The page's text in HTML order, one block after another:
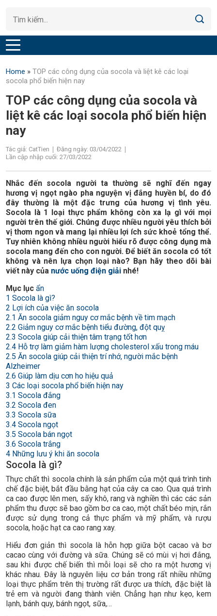
Home » TOP các công dụng của socola và liệt kê các loại
socola phổ biến hiện nay
TOP các công dụng của socola và
liệt kê các loại socola phổ biến hiện
nay
Tác giả: CatTien
Đăng ngày: 03/04/2022
Lần cập nhập cuối: 27/03/2022
Nhắc đến socola người ta thường sẽ nghĩ đến ngay
hương vị ngọt ngào pha nguyện vị đắng huyền bí, do đó
đây thường là một đặc trưng của hương vị tình yêu.
Socola là 1 loại thực phẩm không còn xa lạ gì với mọi
người trên thế giới. Chúng được nhiều người yêu thích bởi
vị thơm ngon và mang lại nhiều lợi ích sức khoẻ tổng thể.
Tuy nhiên không nhiều người hiểu rõ được công dụng mà
socola mang đến cho con người. Để biết ăn socola có tốt
không và nên lựa chọn loại nào? Bạn hãy theo dõi bài
viết này của nước uống điện giải nhé!
Mục lục ẩn
1 Socola là gì?
2 Lợi ích của việc ăn socola
2.1 Ăn socola giảm nguy cơ mắc bệnh về tim mạch
2.2 Giảm nguy cơ mắc bệnh tiểu đường, đột quỵ
2.3 Socola giúp cải thiện tâm trạng tốt hơn
2.4 Hỗ trợ làm giảm hàm lượng cholesterol xấu trong máu
2.5 Ăn socola giúp cải thiện trí nhớ, người mắc bệnh
Alzheimer
2.6 Giúp làm dịu cơn ho hiệu quả
3 Các loại socola phổ biến hiện nay
3.1 Socola đắng
3.2 Socola đen
3.3 Socola sữa
3.4 Socola ngọt
3.5 Socola bán ngọt
3.6 Socola trắng
4 Những lưu ý khi ăn socola
Socola là gì?
Thực chất thì socola chính là sản phẩm của một quá trình tinh
chế đặc biệt, bắt đầu bằng hạt của cây ca cao. Qua quá trình
ca cao được lên men, sấy khô, rang và nghiền thì các các sản
phẩm thu được sẽ bao gồm bơ ca cao, một chất béo mịn, rắn
được sử dụng trong cả thực phẩm và mỹ phẩm, và rượu
socola, hoặc hạt ca cao rang xay.
Hiểu đơn giản thì socola là hỗn hợp giữa bột cacao và bơ
cacao cùng với đường và sữa. Chúng sẽ có mùi vị hơi đắng,
sau khi được chế biến thì mỗi loại sẽ cho ra một hương vị
khác nhau. Đây là nguyên liệu cơ bản trong rất nhiều những
loại thực phẩm trên thị trường rất được ưa thích, đặc biệt là
trẻ em và người đang thành viên. Chẳng hạn như kẹo, kem
lạnh, bánh quy, bánh ngọt, sữa,…